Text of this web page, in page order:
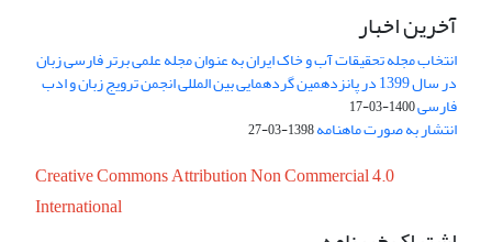
آخرین اخبار
انتخاب مجله تحقیقات آب و خاک ایران به عنوان مجله علمی برتر فارسی زبان
در سال 1399 در پانزدهمین گردهمایی بین المللی انجمن ترویج زبان و ادب
فارسی1400-03-17
انتشار به صورت ماهنامه1398-03-27
Creative Commons Attribution Non Commercial 4.0
International